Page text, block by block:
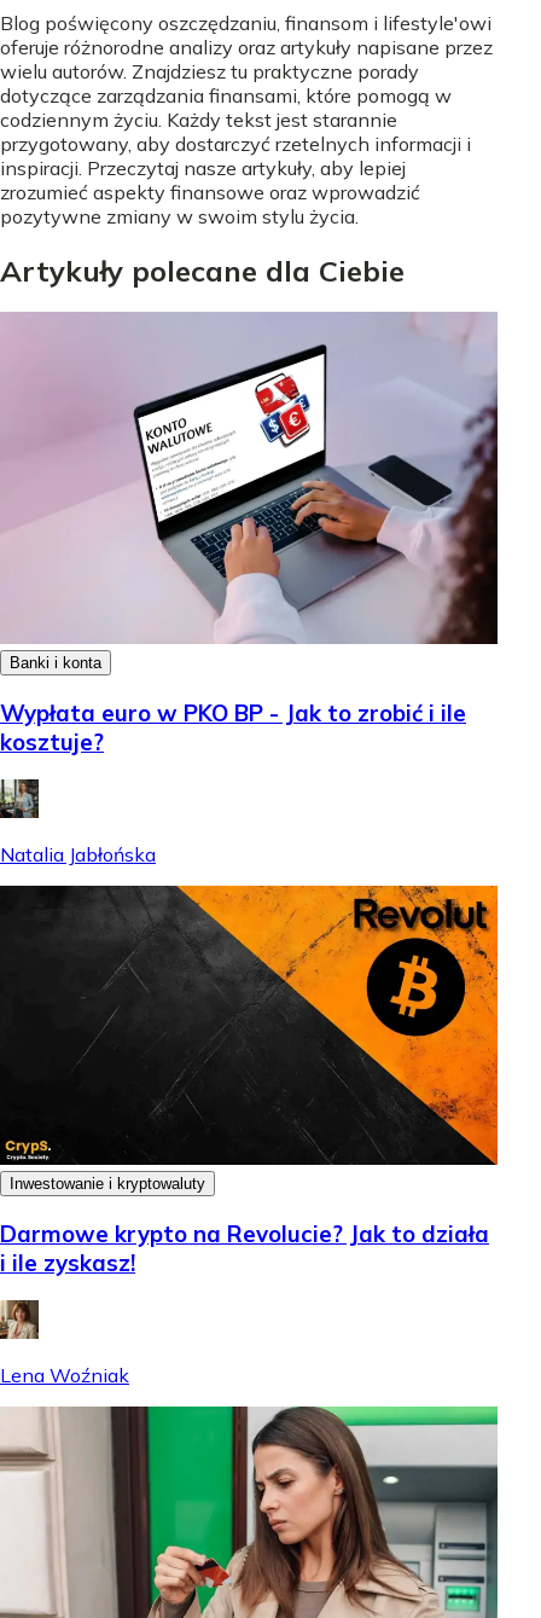
Blog poświęcony oszczędzaniu, finansom i lifestyle'owi
oferuje różnorodne analizy oraz artykuły napisane przez
wielu autorów. Znajdziesz tu praktyczne porady
dotyczące zarządzania finansami, które pomogą w
codziennym życiu. Każdy tekst jest starannie
przygotowany, aby dostarczyć rzetelnych informacji i
inspiracji. Przeczytaj nasze artykuły, aby lepiej
zrozumieć aspekty finansowe oraz wprowadzić
pozytywne zmiany w swoim stylu życia.
Artykuły polecane dla Ciebie
Banki i konta
Wypłata euro w PKO BP - Jak to zrobić i ile
kosztuje?
Natalia Jabłońska
Inwestowanie i kryptowaluty
Darmowe krypto na Revolucie? Jak to działa
i ile zyskasz!
Lena Woźniak